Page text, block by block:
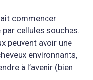
commencer
cellules souches.
peuvent avoir une
environnants,
à l’avenir (bien